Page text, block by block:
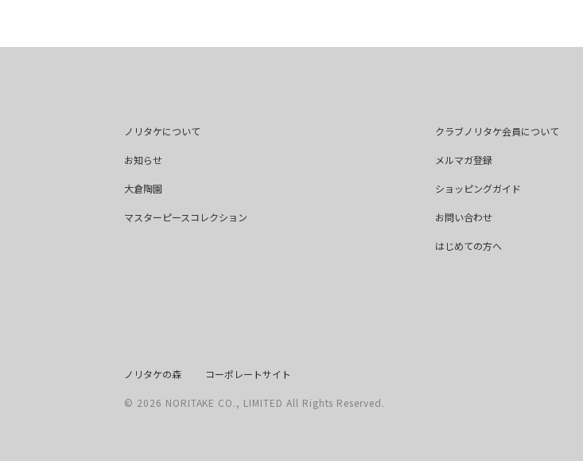
ノリタケについて
お知らせ
大倉陶園
マスターピースコレクション
クラブノリタケ会員について
メルマガ登録
ショッピングガイド
お問い合わせ
はじめての方へ
ノリタケの森 コーポレートサイト
© 2026 NORITAKE CO., LIMITED All Rights Reserved.